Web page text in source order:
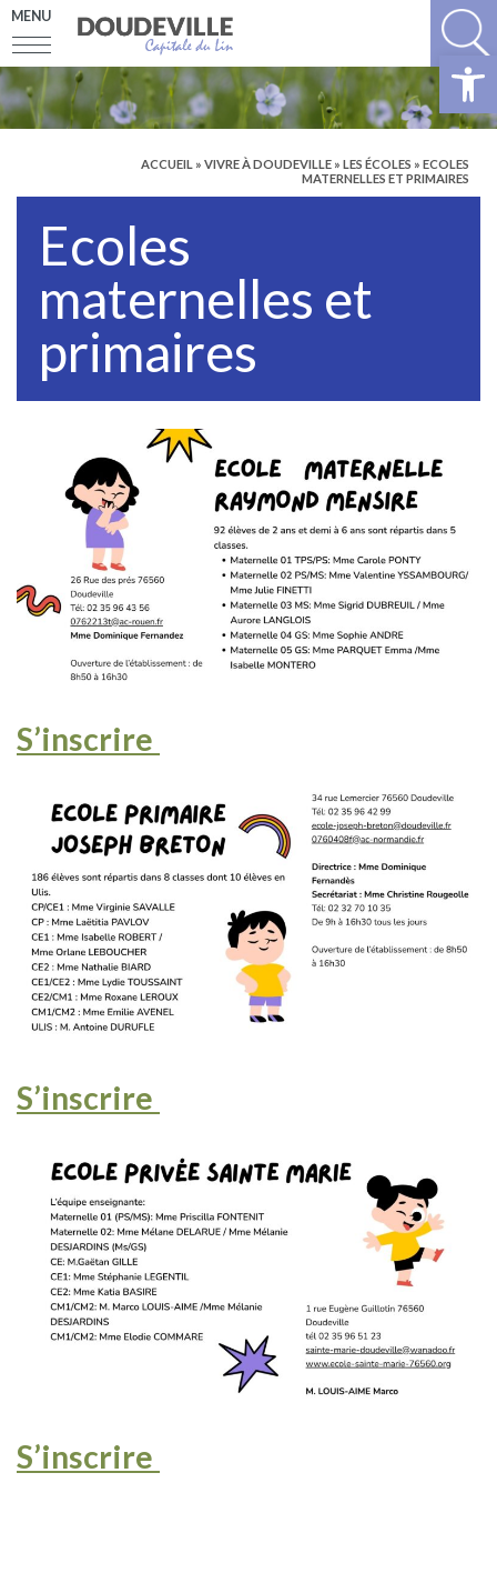
MENU
ACCUEIL » VIVRE À DOUDEVILLE » LES ÉCOLES » ECOLES
MATERNELLES ET PRIMAIRES
Ecoles
maternelles et
primaires
S’inscrire
S’inscrire
S’inscrire